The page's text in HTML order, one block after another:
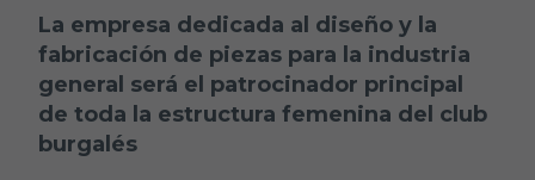
La empresa dedicada al diseño y la
fabricación de piezas para la industria
general será el patrocinador principal
de toda la estructura femenina del club
burgalés